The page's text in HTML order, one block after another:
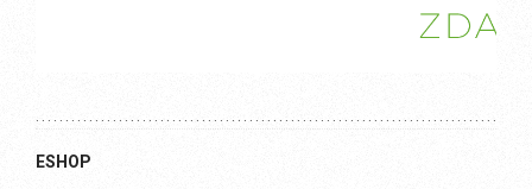
ESHOP